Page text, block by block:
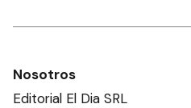
Nosotros
Editorial El Dia SRL